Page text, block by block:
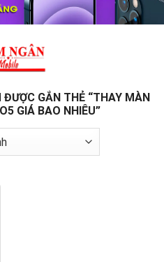
GẮN THẺ “THAY MÀN
GIÁ BAO NHIÊU”